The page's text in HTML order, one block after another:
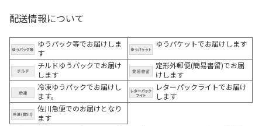
配送情報について
ゆうパック等でお届けしま
す
ゆうパケットでお届けします
チルドゆうパックでお届け
します
定形外郵便(簡易書留)でお届
けします
冷凍ゆうパックでお届けし
ます。
レターパックライトでお届け
します
佐川急便でのお届けとなり
ます